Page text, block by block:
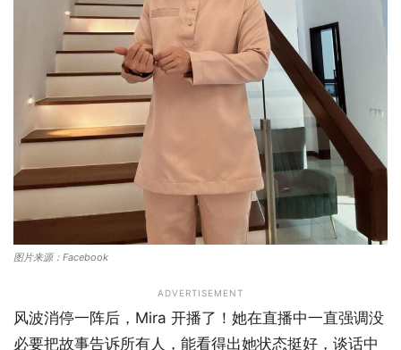
图片来源：Facebook
ADVERTISEMENT
风波消停一阵后，Mira 开播了！她在直播中一直强调没
必要把故事告诉所有人，能看得出她状态挺好，谈话中